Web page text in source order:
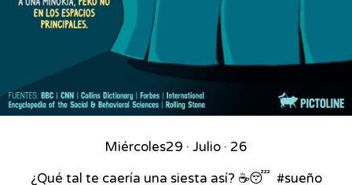
Miércoles29 · Julio · 26
¿Qué tal te caería una siesta así? ☕😴⁣ ⁣ #sueño